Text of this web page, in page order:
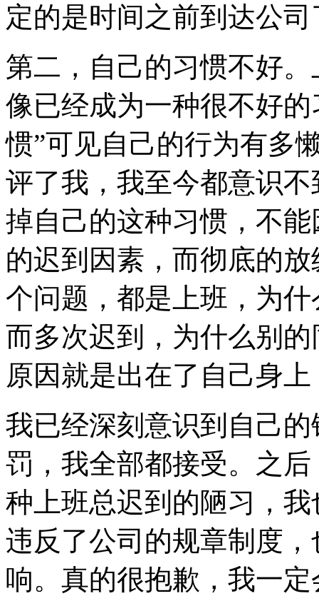
定的是时间之前到达公司
第二，自己的习惯不好
像已经成为一种很不好
惯”可见自己的行为有多
评了我，我至今都意识
掉自己的这种习惯，不
的迟到因素，而彻底的
个问题，都是上班，为
而多次迟到，为什么别
原因就是出在了自己身
我已经深刻意识到自己
罚，我全部都接受。之
种上班总迟到的陋习，
违反了公司的规章制度
响。真的很抱歉，我一